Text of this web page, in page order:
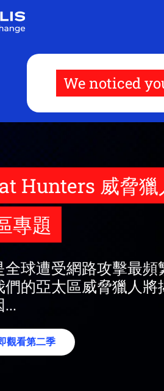
We noticed
威脅獵人 -
遭受網路攻擊最頻繁的
亞太區威脅獵人將揭露
季